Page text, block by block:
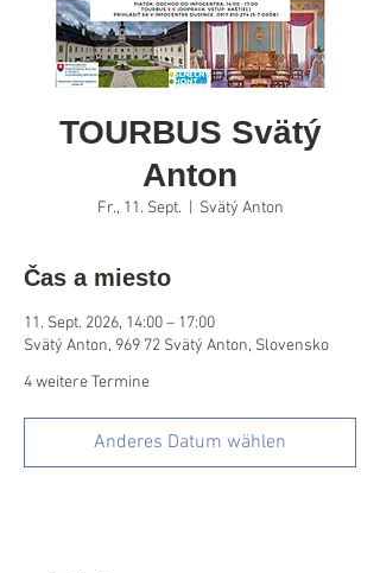
TOURBUS Svätý
Anton
Fr., 11. Sept. Svätý Anton
Čas a miesto
11. Sept. 2026, 14:00 – 17:00
Svätý Anton, 969 72 Svätý Anton, Slovensko
4 weitere Termine
Anderes Datum wählen